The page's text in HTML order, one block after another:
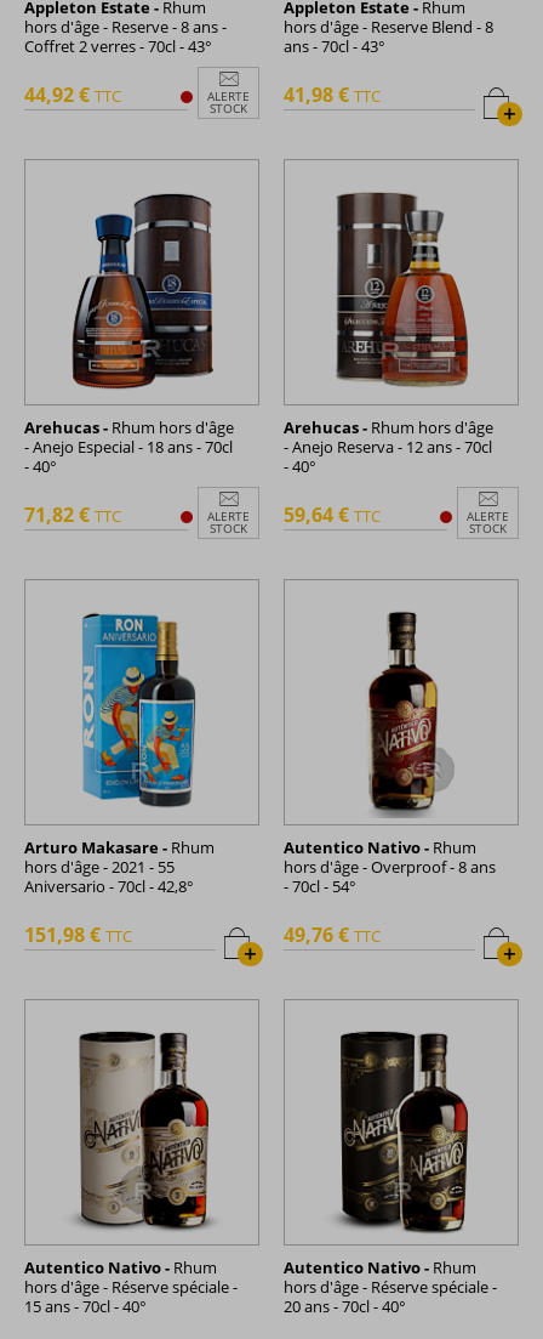
Appleton Estate - Rhum
hors d'âge - Reserve - 8 ans -
Coffret 2 verres - 70cl - 43°
ALERTE
STOCK
44,92 € TTC
Appleton Estate - Rhum
hors d'âge - Reserve Blend - 8
ans - 70cl - 43°
+
41,98 € TTC
Arehucas - Rhum hors d'âge
- Anejo Especial - 18 ans - 70cl
- 40°
ALERTE
STOCK
71,82 € TTC
Arehucas - Rhum hors d'âge
- Anejo Reserva - 12 ans - 70cl
- 40°
ALERTE
STOCK
59,64 € TTC
Arturo Makasare - Rhum
hors d'âge - 2021 - 55
Aniversario - 70cl - 42,8°
+
151,98 € TTC
Autentico Nativo - Rhum
hors d'âge - Overproof - 8 ans
- 70cl - 54°
+
49,76 € TTC
Autentico Nativo - Rhum
hors d'âge - Réserve spéciale -
15 ans - 70cl - 40°
Autentico Nativo - Rhum
hors d'âge - Réserve spéciale -
20 ans - 70cl - 40°